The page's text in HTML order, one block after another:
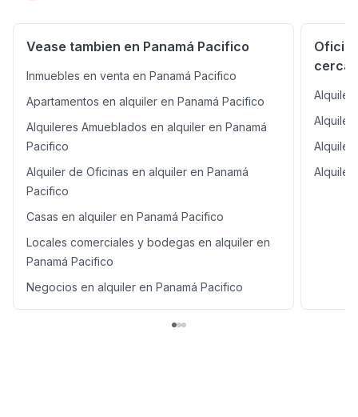
Vease tambien en Panamá Pacifico
Inmuebles en venta en Panamá Pacifico
Apartamentos en alquiler en Panamá Pacifico
Alquileres Amueblados en alquiler en Panamá
Pacifico
Alquiler de Oficinas en alquiler en Panamá
Pacifico
Casas en alquiler en Panamá Pacifico
Locales comerciales y bodegas en alquiler en
Panamá Pacifico
Negocios en alquiler en Panamá Pacifico
Alquiler
Alquiler
Alquiler
Alquiler